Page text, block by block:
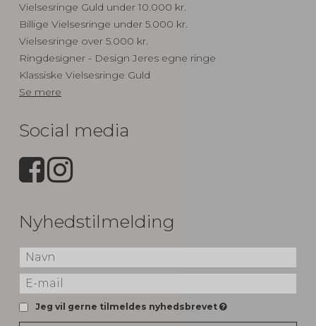
Vielsesringe Guld under 10.000 kr.
Billige Vielsesringe under 5.000 kr.
Vielsesringe over 5.000 kr.
Ringdesigner - Design Jeres egne ringe
Klassiske Vielsesringe Guld
Se mere
Social media
Nyhedstilmelding
Jeg vil gerne tilmeldes nyhedsbrevet